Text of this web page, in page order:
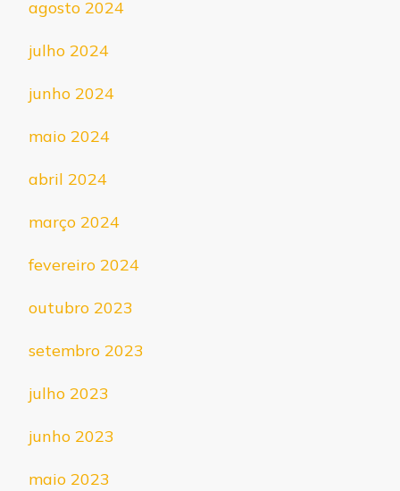
agosto 2024
julho 2024
junho 2024
maio 2024
abril 2024
março 2024
fevereiro 2024
outubro 2023
setembro 2023
julho 2023
junho 2023
maio 2023